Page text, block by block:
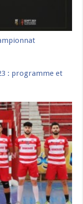
: programme et